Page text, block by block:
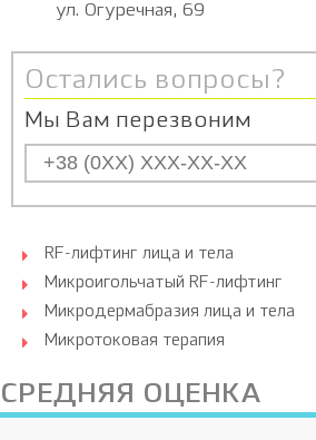
ул. Огуречная, 69
Остались вопросы?
Мы Вам перезвоним
RF-лифтинг лица и тела
Микроигольчатый RF-лифтинг
Микродермабразия лица и тела
Микротоковая терапия
СРЕДНЯЯ ОЦЕНКА